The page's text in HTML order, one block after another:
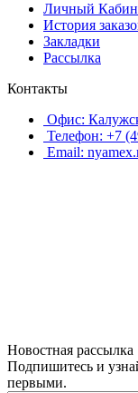
Личный
История
Закладки
Рассылка
Контакты
Офис:
Телефон: +7
Email:
Новостная рассылка
Подпишитесь и
первыми.